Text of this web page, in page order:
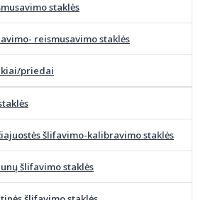
staklės
reismusavimo staklės
priedai
šlifavimo-kalibravimo staklės
šlifavimo staklės